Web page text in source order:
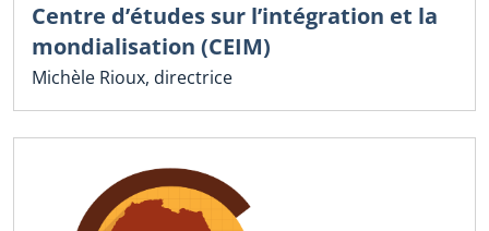
Centre d’études sur l’intégration et la
mondialisation (CEIM)
Michèle Rioux, directrice